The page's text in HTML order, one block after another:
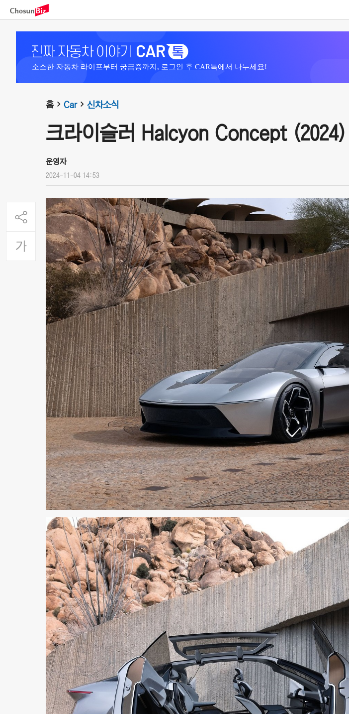
소소한 자동차 라이프부터 궁금증까지, 로그인 후 CAR톡에서 나누세요!
홈 Car 신차소식
크라이슬러 Halcyon Concept (2024)
운영자
2024-11-04 14:53